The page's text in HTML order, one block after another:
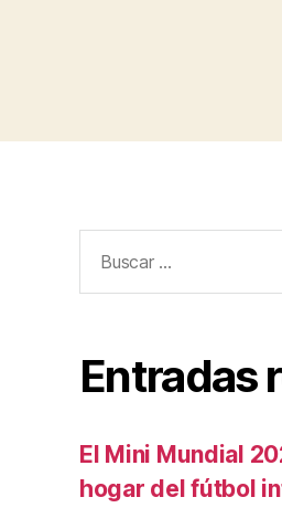
Entradas
El Mini Mundial
hogar del fútbol